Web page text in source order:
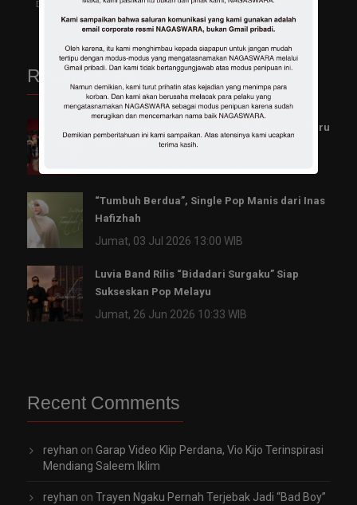
December 28, 2022 December 14, 2022
Recent Posts
Sandrina & Ncum Ajak Nikah di Single Terbaru
“Mau Adat Apa”
“Tumbuh Berdua”, Single Pop Manis dari Inas
Hafizhah
Jumat, 03 Jul 2026 13:00 WIB
Luvia Band Rilis “Bidadari Surgaku” Siap
Sukseskan Pop Melayu
Jumat, 26 Jun 2026 10:33 WIB
Recent Comments
reyhan on Garap Video Klip Perdana, Vio Kijo Terinspirasi
Mendiang Saleem Iklim
reyhan on Trayen Ngaku Pernah Terjebak Jadi “Bad Boy”